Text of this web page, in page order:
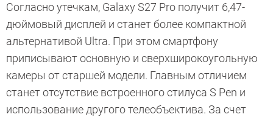
Согласно утечкам, Galaxy S27 Pro получит 6,47-
дюймовый дисплей и станет более компактной
альтернативой Ultra. При этом смартфону
приписывают основную и сверхширокоугольную
камеры от старшей модели. Главным отличием
станет отсутствие встроенного стилуса S Pen и
использование другого телеобъектива. За счет